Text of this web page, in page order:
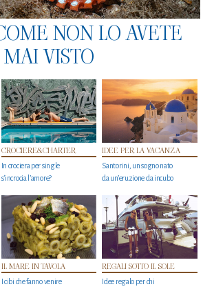
NON LO AVETE
MAI VISTO
CROCIERE&CHARTER
In crociera per single
s'incrocia l’amore?
IDEE PER LA VACANZA
Santorini, un sogno nato
da un’eruzione da incubo
IL MARE IN TAVOLA
I cibi che fanno venire
REGALI SOTTO IL SOLE
Idee regalo per chi